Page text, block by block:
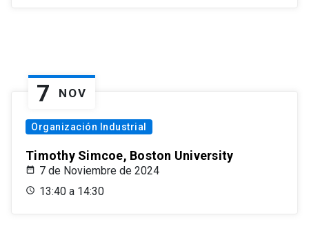
7 NOV
Organización Industrial
Timothy Simcoe, Boston University
7 de Noviembre de 2024
13:40 a 14:30